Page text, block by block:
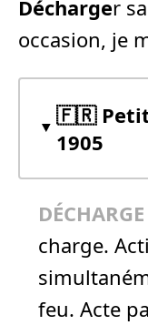
Décharger
occasion, je
🇫🇷 Petit
1905
DÉCHARGE
charge.
feu. Acte